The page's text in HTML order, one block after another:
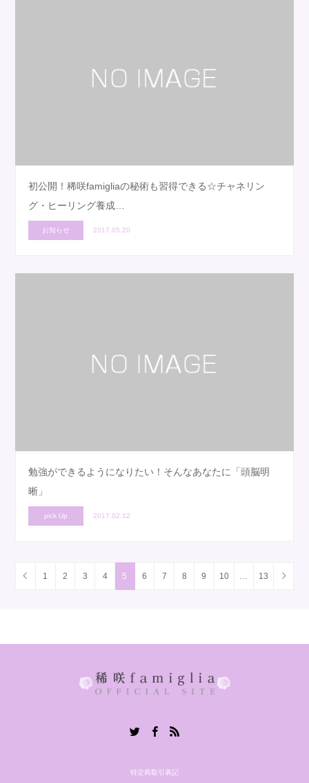
初公開！稀咲famigliaの秘術も習得できる☆チャネリン
グ・ヒーリング養成…
お知らせ 2017.05.20
勉強ができるようになりたい！そんなあなたに「頭脳明
晰」
pick Up 2017.02.12
1 2 3 4 5 6 7 8 9 10 13
特定商取引表記